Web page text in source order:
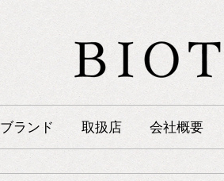
ブランド 取扱店 会社概要